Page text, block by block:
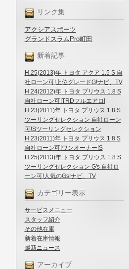
リンク集
アクシアスポーツ
グランドスラムPro町田
新着記事
H.25(2013)年 トヨタ アクア 1.5 S 自
社ローン可!上位グレードG!ナビ、TV
H.24(2012)年 トヨタ プリウス 1.8 S
自社ローン可!TRDフルエアロ!
H.23(2011)年 トヨタ プリウス 1.8 S
ツーリングセレクション 自社ローン
可!Sツーリングセレクション
H.23(2011)年 トヨタ プリウス 1.8 S
自社ローン可!ワンオーナー!S
H.25(2013)年 トヨタ プリウス 1.8 S
ツーリングセレクション G's 自社ロ
ーン可!人気のGs!ナビ、TV
カテゴリー表示
サービスメニュー
スタッフ紹介
その他在庫
新着在庫情報
最新ニュース
アーカイブ